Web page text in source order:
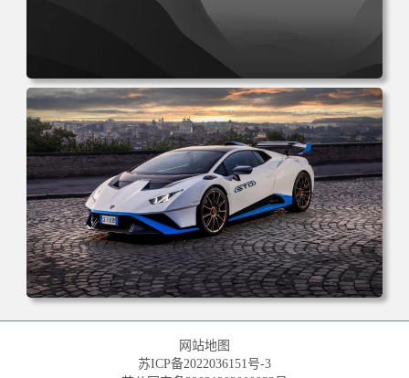
电脑壁纸 抽象 丰富 多彩 极简 黑白 电脑桌面 高清壁纸 壁纸
下载 壁纸大全
高清壁纸 壁纸下载 壁纸大全
网站地图
苏ICP备2022036151号-3